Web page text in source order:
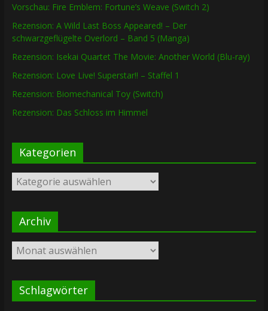
Vorschau: Fire Emblem: Fortune’s Weave (Switch 2)
Rezension: A Wild Last Boss Appeared! – Der
schwarzgeflügelte Overlord – Band 5 (Manga)
Rezension: Isekai Quartet The Movie: Another World (Blu-ray)
Rezension: Love Live! Superstar!! – Staffel 1
Rezension: Biomechanical Toy (Switch)
Rezension: Das Schloss im Himmel
Kategorien
Kategorien
Archiv
Archiv
Schlagwörter